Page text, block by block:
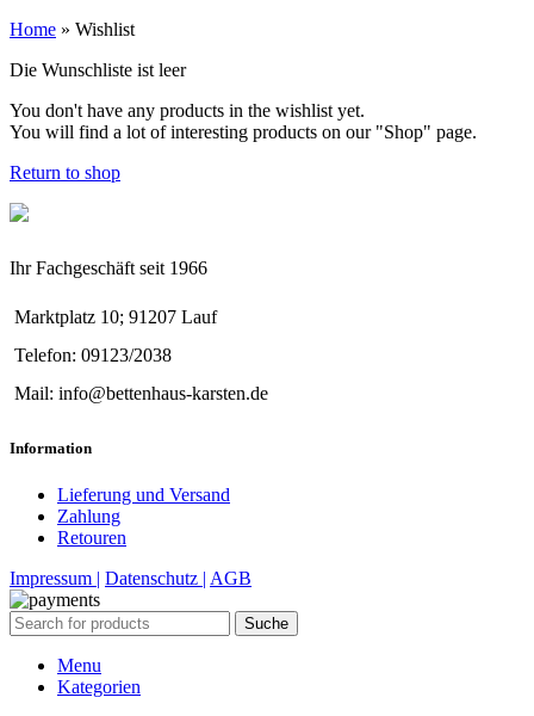
Home » Wishlist
Die Wunschliste ist leer
You don't have any products in the wishlist yet.
You will find a lot of interesting products on our "Shop" page.
Return to shop
Ihr Fachgeschäft seit 1966
Marktplatz 10; 91207 Lauf
Telefon: 09123/2038
Mail: info@bettenhaus-karsten.de
Information
Lieferung und Versand
Zahlung
Retouren
Impressum | Datenschutz | AGB
Suche
Menu
Kategorien